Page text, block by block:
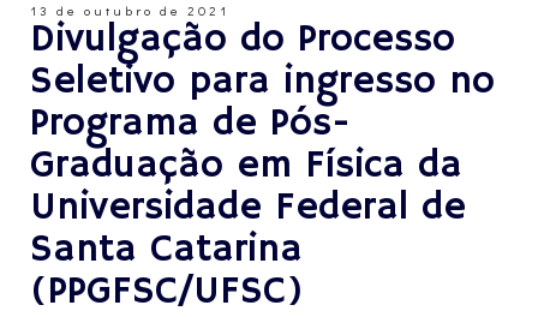
13 de outubro de 2021
Divulgação do Processo
Seletivo para ingresso no
Programa de Pós-
Graduação em Física da
Universidade Federal de
Santa Catarina
(PPGFSC/UFSC)